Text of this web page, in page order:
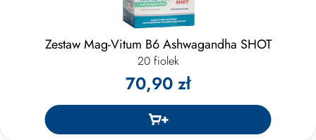
Zestaw Mag-Vitum B6 Ashwagandha SHOT
20 fiolek
70,90 zł